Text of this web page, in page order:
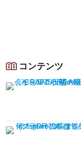
コンテンツ